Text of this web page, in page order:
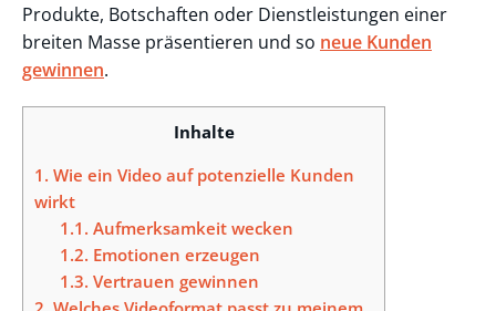
Produkte, Botschaften oder Dienstleistungen einer
breiten Masse präsentieren und so neue Kunden
gewinnen.
Inhalte
1. Wie ein Video auf potenzielle Kunden
wirkt
1.1. Aufmerksamkeit wecken
1.2. Emotionen erzeugen
1.3. Vertrauen gewinnen